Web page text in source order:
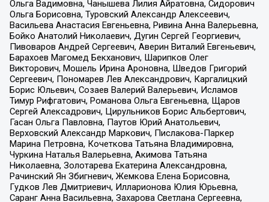
Ольга Вадимовна, Чанышева Лилия Айратовна, Сидорович
Ольга Борисовна, Туровский Александр Алексеевич,
Васильева Анастасия Евгеньевна, Ривина Анна Валерьевна,
Бойко Анатолий Николаевич, Дугин Сергей Георгиевич,
Пивоваров Андрей Сергеевич, Аверин Виталий Евгеньевич,
Барахоев Магомед Бекханович, Шарипков Олег
Викторович, Мошель Ирина Ароновна, Шведов Григорий
Сергеевич, Пономарев Лев Александрович, Каргалицкий
Борис Юльевич, Созаев Валерий Валерьевич, Исламов
Тимур Рифгатович, Романова Ольга Евгеньевна, Щаров
Сергей Алексадрович, Цирульников Борис Альбертович,
Гасан Ольга Павловна, Паутов Юрий Анатольевич,
Верховский Александр Маркович, Пислакова-Паркер
Марина Петровна, Кочеткова Татьяна Владимировна,
Чуркина Наталья Валерьевна, Акимова Татьяна
Николаевна, Золотарева Екатерина Александровна,
Рачинский Ян Збигневич, Жемкова Елена Борисовна,
Гудков Лев Дмитриевич, Илларионова Юлия Юрьевна,
Саранг Анна Васильевна, Захарова Светлана Сергеевна,